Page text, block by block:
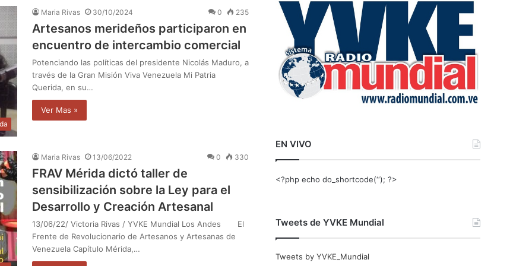
Maria Rivas 30/10/2024 0 235
Artesanos merideños participaron en
encuentro de intercambio comercial
Potenciando las políticas del presidente Nicolás Maduro, a
través de la Gran Misión Viva Venezuela Mi Patria
Querida, en su…
Ver Mas »
Maria Rivas 13/06/2022 0 330
FRAV Mérida dictó taller de
sensibilización sobre la Ley para el
Desarrollo y Creación Artesanal
13/06/22/ Victoria Rivas / YVKE Mundial Los Andes El
Frente de Revolucionario de Artesanos y Artesanas de
Venezuela Capítulo Mérida,…
r
EN VIVO
<?php echo do_shortcode(‘‘); ?>
Tweets de YVKE Mundial
Tweets by YVKE_Mundial